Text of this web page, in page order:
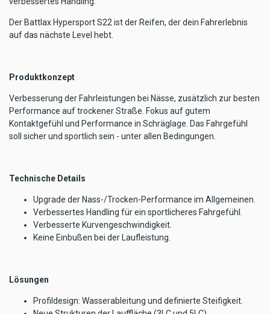
Der Battlax Hypersport S22 ist der Reifen, der dein Fahrerlebnis
auf das nächste Level hebt.
Produktkonzept
Verbesserung der Fahrleistungen bei Nässe, zusätzlich zur besten
Performance auf trockener Straße. Fokus auf gutem
Kontaktgefühl und Performance in Schräglage. Das Fahrgefühl
soll sicher und sportlich sein - unter allen Bedingungen.
Technische Details
Upgrade der Nass-/Trocken-Performance im Allgemeinen.
Verbessertes Handling für ein sportlicheres Fahrgefühl.
Verbesserte Kurvengeschwindigkeit.
Keine Einbußen bei der Laufleistung.
Lösungen
Profildesign: Wasserableitung und definierte Steifigkeit.